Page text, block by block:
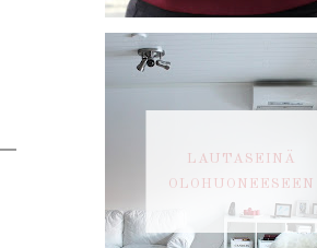
LAUTASEINÄ
OLOHUONEESEEN